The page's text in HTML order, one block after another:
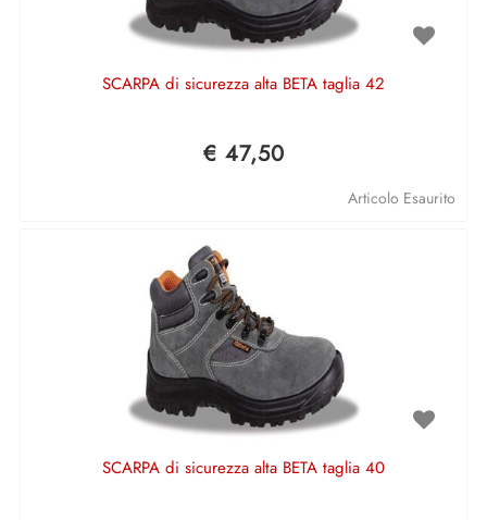
SCARPA di sicurezza alta BETA taglia 42
€ 47,50
Articolo Esaurito
SCARPA di sicurezza alta BETA taglia 40